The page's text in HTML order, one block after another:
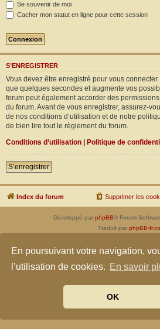
En poursuivant votre navigation,
l’utilisation de cookies. En savoir
OK
Se souvenir de moi
Cacher mon statut en ligne pour cette session
S’ENREGISTRER
Vous devez être enregistré pour vous
que quelques secondes et augmente vos
forum peut également accorder des
du forum. Avant de vous enregistrer, assurez-
de nos conditions d’utilisation et de notre
de bien lire tout le règlement du forum.
Conditions d’utilisation | Politique de
S’enregistrer
Index du forum Supprimer les
Développé par phpBB® Forum
Traduit par phpBB-